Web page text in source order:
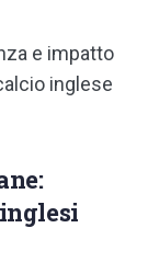
e impatto
inglese